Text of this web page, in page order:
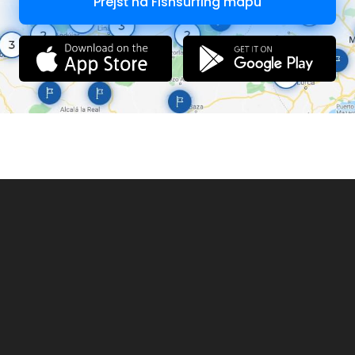
необходимые мелочи, превращающие Ваш отдых в
максимально лёгкий и безупречный. А как приятно сидеть
прохладным
зимним вечером в кресле у настоящего камина, обложенного
природным камнем, с бокалом вина и бесконечно долго думать
вечном, смотря на огонь.